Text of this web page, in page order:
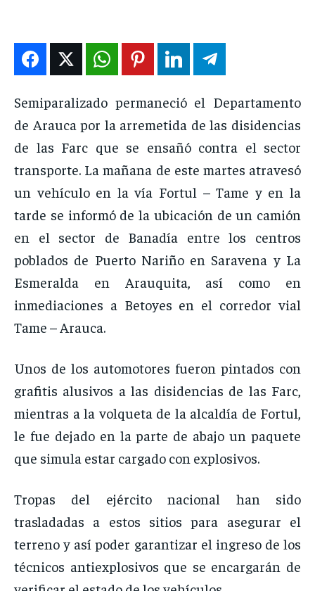
ENTRETENIMIENTO
EN VIVO
NOSOTROS
INSTITUCIONAL
PUATE CON NOSOTROS
ENTRETENIMIENTO
EN VIVO
NOSOTROS
INSTITUCIONAL
PUATE CON NOSOTROS
ENTRETENIMIENTO
EN VIVO
NOSOTROS
INSTITUCIONAL
PUATE CON NOSOTROS
ENTRETENIMIENTO
EN VIVO
NOSOTROS
INSTITUCIONAL
PUATE CON NOSOTROS
Semiparalizado permaneció el Departamento
de Arauca por la arremetida de las disidencias
de las Farc que se ensañó contra el sector
transporte. La mañana de este martes atravesó
un vehículo en la vía Fortul – Tame y en la
tarde se informó de la ubicación de un camión
en el sector de Banadía entre los centros
poblados de Puerto Nariño en Saravena y La
Esmeralda en Arauquita, así como en
inmediaciones a Betoyes en el corredor vial
Tame – Arauca.
Unos de los automotores fueron pintados con
grafitis alusivos a las disidencias de las Farc,
mientras a la volqueta de la alcaldía de Fortul,
le fue dejado en la parte de abajo un paquete
que simula estar cargado con explosivos.
Tropas del ejército nacional han sido
trasladadas a estos sitios para asegurar el
terreno y así poder garantizar el ingreso de los
técnicos antiexplosivos que se encargarán de